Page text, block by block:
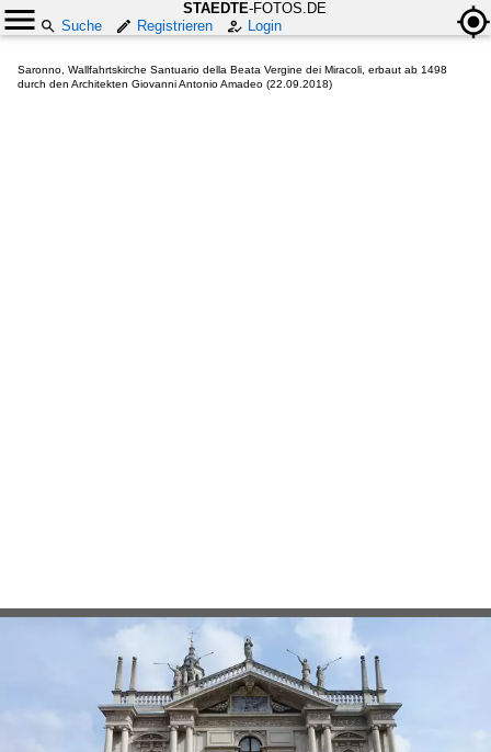
STAEDTE-FOTOS.DE
Suche
Registrieren Login
Saronno, Wallfahrtskirche Santuario della Beata Vergine dei Miracoli, erbaut ab 1498
durch den Architekten Giovanni Antonio Amadeo (22.09.2018)